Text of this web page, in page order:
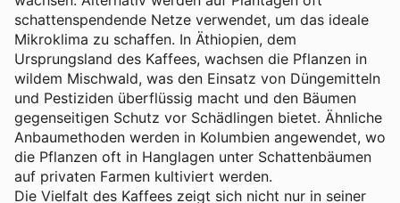
All About Mushroom
Alle Produkte
10 Kurse
schattenspendende Netze verwendet, um das ideale
Mikroklima zu schaffen. In Äthiopien, dem
Ursprungsland des Kaffees, wachsen die Pflanzen in
wildem Mischwald, was den Einsatz von Düngemitteln
und Pestiziden überflüssig macht und den Bäumen
gegenseitigen Schutz vor Schädlingen bietet. Ähnliche
Anbaumethoden werden in Kolumbien angewendet, wo
die Pflanzen oft in Hanglagen unter Schattenbäumen
auf privaten Farmen kultiviert werden.
Die Vielfalt des Kaffees zeigt sich nicht nur in seiner